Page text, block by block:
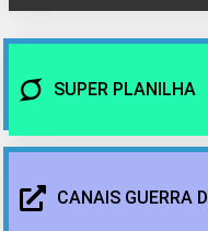
SUPER PLANILHA
CANAIS GUERRA